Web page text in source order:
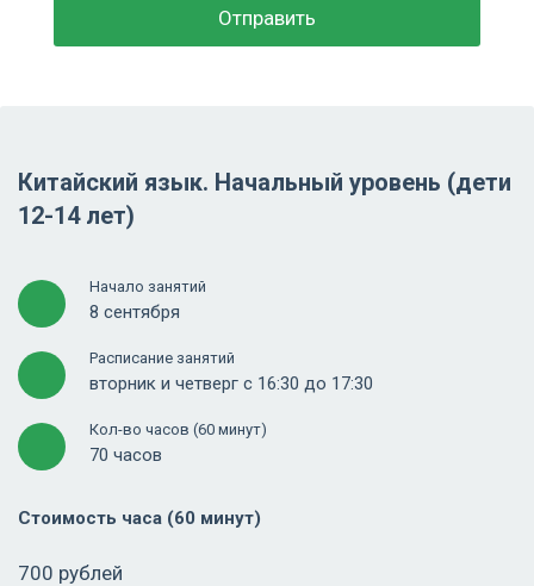
Китайский язык. Начальный уровень (дети
12-14 лет)
Начало занятий
8 сентября
Расписание занятий
вторник и четверг с 16:30 до 17:30
Кол-во часов (60 минут)
70 часов
Стоимость часа (60 минут)
700 рублей